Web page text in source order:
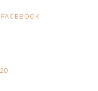
FACEBOOK